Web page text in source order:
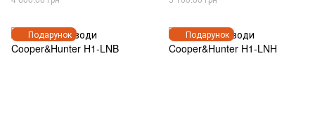
Подарунок Подарунок